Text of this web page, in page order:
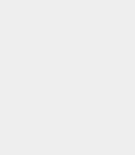
en nuestros sistemas. Por ejemplo, estas
activa tu sesión mientras navegas o
técnico que pueda afectar la
para bloquear o ser notificado de la
Estas cookies no almacenan ninguna